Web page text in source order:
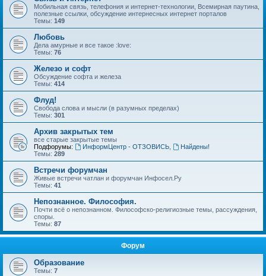
Мобильная связь, телефония и интернет-технологии, Всемирная паутина,
полезные ссылки, обсуждение интернесных интернет порталов
Темы: 149
Любовь
Дела амурные и все такое :love:
Темы: 76
Железо и софт
Обсуждение софта и железа
Темы: 414
Флуд!
Свобода слова и мысли (в разумных пределах)
Темы: 301
Архив закрытых тем
все старые закрытые темы
Подфорумы:
ИнформЦентр - ОТЗОВИСЬ,
Найдены!
Темы: 289
Встречи форумчан
Живые встречи чатлан и форумчан Инфосел.Ру
Темы: 41
Непознанное. Философия.
Почти всё о непознанном. Философско-религиозные темы, рассуждения,
споры.
Темы: 87
Форум
Образование
Темы: 7